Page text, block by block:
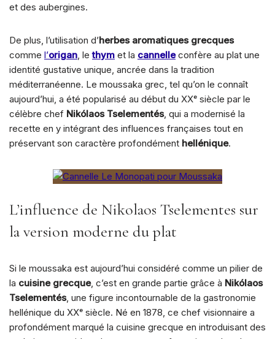
et des aubergines.
De plus, l’utilisation d’herbes aromatiques grecques
comme l’origan , lethym et la cannelleconfère au plat une
identité gustative unique, ancrée dans la tradition
méditerranéenne. Le moussaka grec, tel qu’on le connaît
aujourd’hui, a été popularisé au début du XXᵉ siècle par le
célèbre chef Nikólaos Tselementés, qui a modernisé la
recette en y intégrant des influences françaises tout en
préservant son caractère profondément hellénique.
L’influence de Nikolaos Tselementes sur
la version moderne du plat
Si le moussaka est aujourd’hui considéré comme un pilier de
la cuisine grecque, c’est en grande partie grâce à Nikólaos
Tselementés, une figure incontournable de la gastronomie
hellénique du XXᵉ siècle. Né en 1878, ce chef visionnaire a
profondément marqué la cuisine grecque en introduisant des